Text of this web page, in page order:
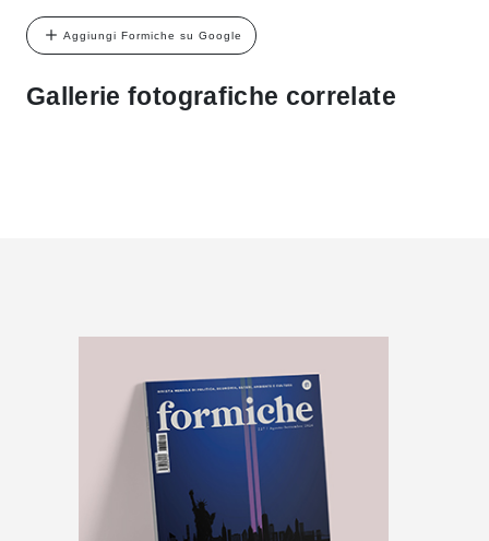
Aggiungi Formiche su Google
Gallerie fotografiche correlate